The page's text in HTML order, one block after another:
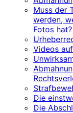
Muss der
werden,
Fotos hat?
Videos
Die
Die